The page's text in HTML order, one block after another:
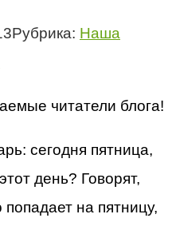
Рубрика: Наша
читатели блога!
сегодня пятница,
день? Говорят,
на пятницу,